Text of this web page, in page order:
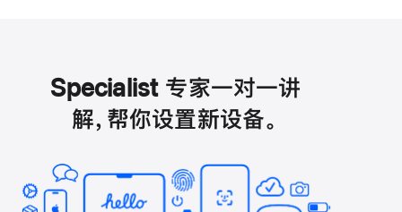
Specialist 专家一对一讲
解，帮你设置新设备。